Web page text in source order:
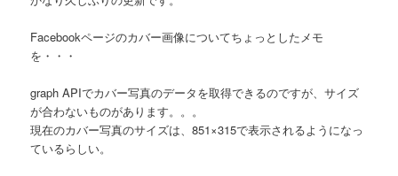
Facebookページのカバー画像についてちょっとしたメモ
を・・・
graph APIでカバー写真のデータを取得できるのですが、サイズ
が合わないものがあります。。。
現在のカバー写真のサイズは、851×315で表示されるようになっ
ているらしい。